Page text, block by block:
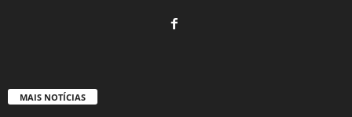
MAIS NOTÍCIAS